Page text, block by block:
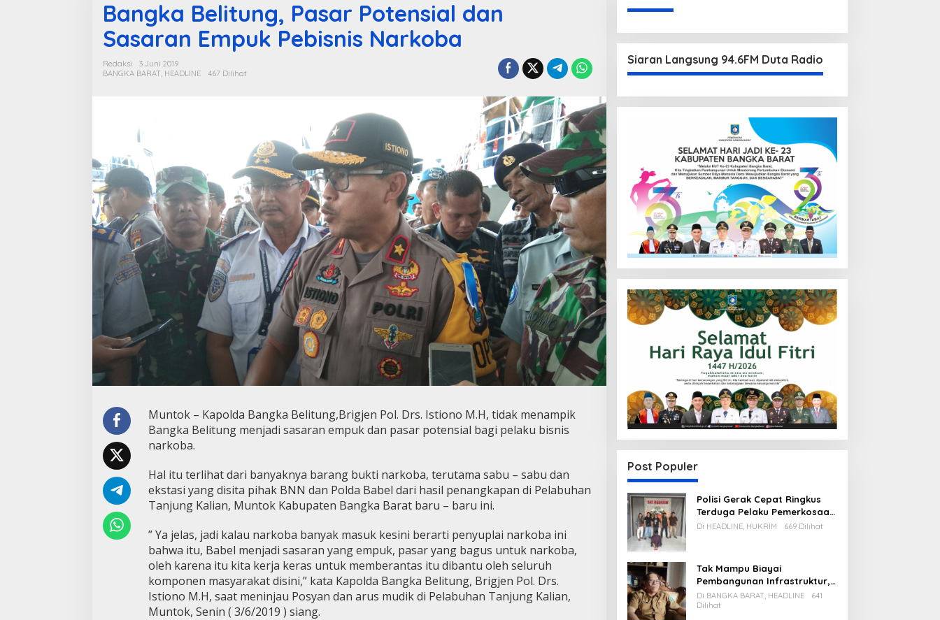
Bangka Belitung, Pasar Potensial dan
Sasaran Empuk Pebisnis Narkoba
Redaksi
3 Juni 2019
BANGKA BARAT, HEADLINE 467 Dilihat
Muntok – Kapolda Bangka Belitung,Brigjen Pol. Drs. Istiono M.H, tidak menampik
Bangka Belitung menjadi sasaran empuk dan pasar potensial bagi pelaku bisnis
narkoba.
Hal itu terlihat dari banyaknya barang bukti narkoba, terutama sabu – sabu dan
ekstasi yang disita pihak BNN dan Polda Babel dari hasil penangkapan di Pelabuhan
Tanjung Kalian, Muntok Kabupaten Bangka Barat baru – baru ini.
” Ya jelas, jadi kalau narkoba banyak masuk kesini berarti penyuplai narkoba ini
bahwa itu, Babel menjadi sasaran yang empuk, pasar yang bagus untuk narkoba,
oleh karena itu kita kerja keras untuk memberantas itu dibantu oleh seluruh
komponen masyarakat disini,” kata Kapolda Bangka Belitung, Brigjen Pol. Drs.
Istiono M.H, saat meninjau Posyan dan arus mudik di Pelabuhan Tanjung Kalian,
Muntok, Senin ( 3/6/2019 ) siang.
Siaran Langsung 94.6FM Duta Radio
Post Populer
Polisi Gerak Cepat Ringkus
Terduga Pelaku Pemerkosaan
di Kecamatan Mentok
Di HEADLINE, HUKRIM 669 Dilihat
Tak Mampu Biayai
Pembangunan Infrastruktur,
Pemda Babar Rencana Utang
Rp65 M
Di BANGKA BARAT, HEADLINE
641
Dilihat